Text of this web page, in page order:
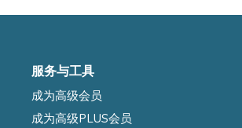
服务与工具
成为高级会员
成为高级PLUS会员